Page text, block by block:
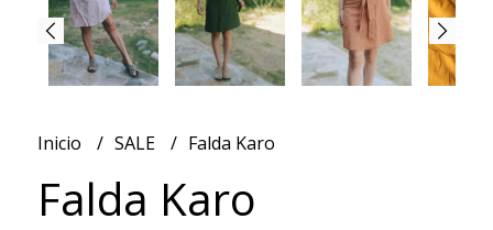
Inicio SALE Falda Karo
Falda Karo